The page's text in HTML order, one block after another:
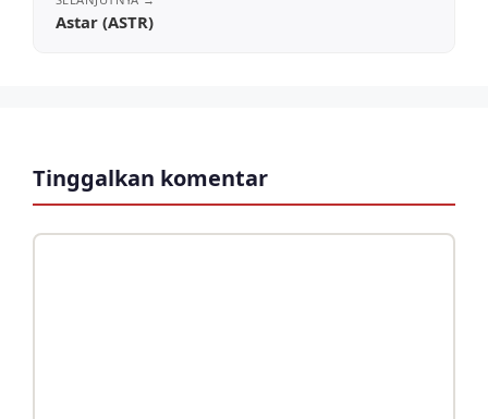
Astar (ASTR)
Tinggalkan komentar
Komentar
Nama
Surel
Situs